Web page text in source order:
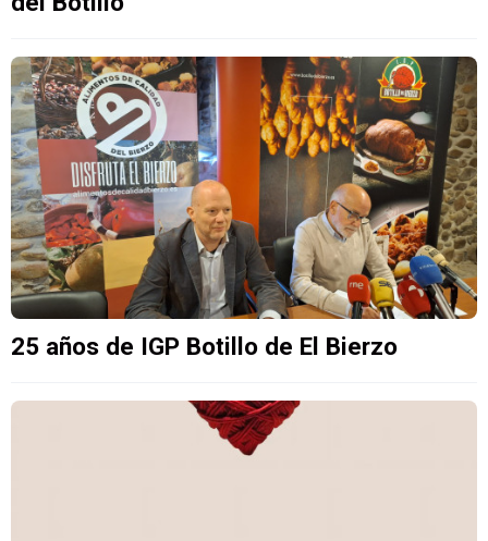
25 años de IGP Botillo de El Bierzo